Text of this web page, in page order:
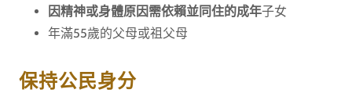
因精神或身體原因需依賴並同住的成年子女
年滿55歲的父母或祖父母
保持公民身分